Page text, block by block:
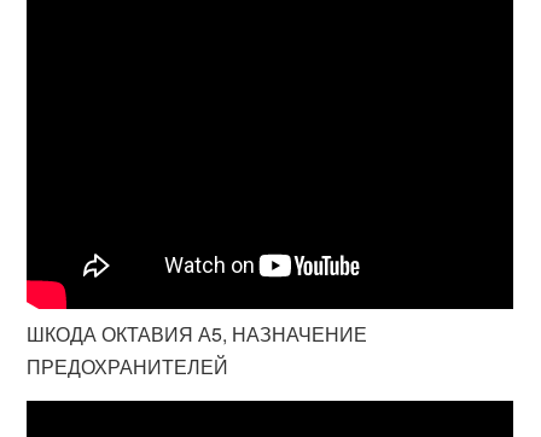
ШКОДА ОКТАВИЯ А5, НАЗНАЧЕНИЕ
ПРЕДОХРАНИТЕЛЕЙ